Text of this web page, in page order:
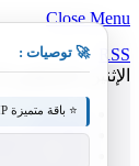
Close Menu
RSS
الإثنين, أغسطس 10, 2026
من نحن
إخلاء
الشروط
🚀 توصيات :
⭐ باقة متميزة VIP (كود: AA35872):